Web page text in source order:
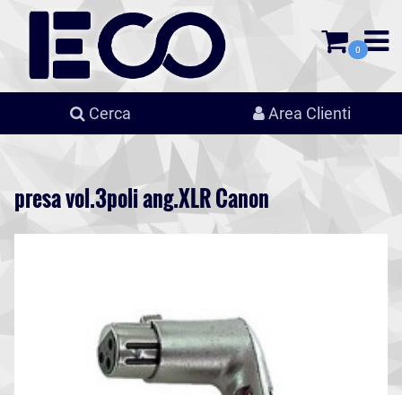
0
Cerca Area Clienti
presa vol.3poli ang.XLR Canon